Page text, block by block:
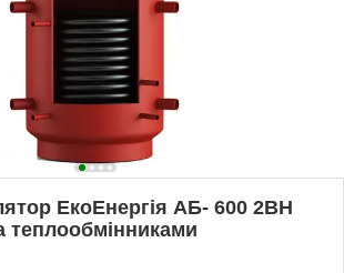
ЕкоЕнергія АБ- 600 2ВН
теплообмінниками